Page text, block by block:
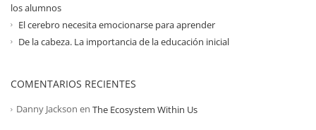
los alumnos
El cerebro necesita emocionarse para aprender
De la cabeza. La importancia de la educación inicial
COMENTARIOS RECIENTES
Danny Jackson en The Ecosystem Within Us